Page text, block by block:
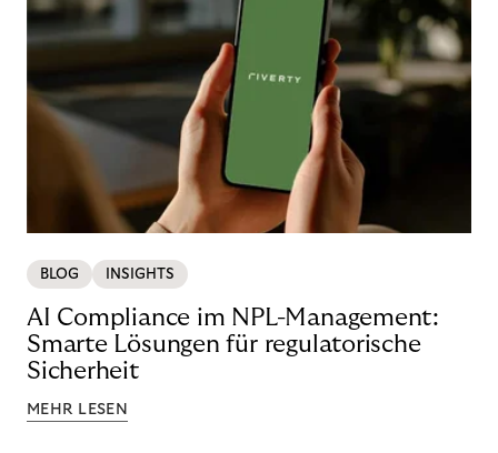
BLOG INSIGHTS
AI Compliance im NPL-Management:
Smarte Lösungen für regulatorische
Sicherheit
MEHR LESEN